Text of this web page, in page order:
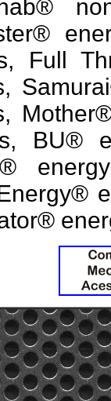
Full
BU®️